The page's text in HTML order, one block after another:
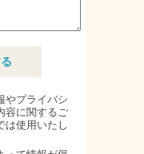
やプライバシ
容に関するご
は使用いたし